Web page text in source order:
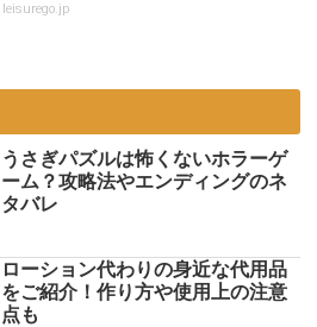
leisurego.jp
うさぎパズルは怖くないホラーゲ
ーム？攻略法やエンディングのネ
タバレ
ローション代わりの身近な代用品
をご紹介！作り方や使用上の注意
点も